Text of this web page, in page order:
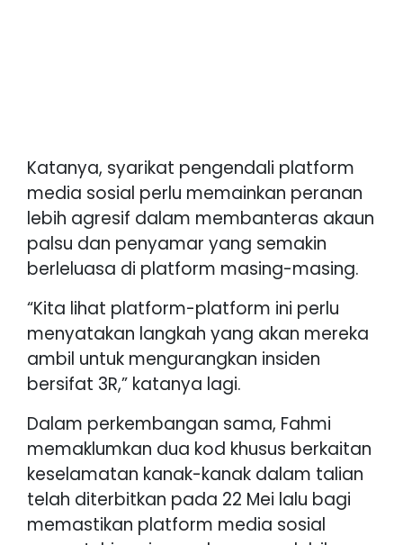
Katanya, syarikat pengendali platform
media sosial perlu memainkan peranan
lebih agresif dalam membanteras akaun
palsu dan penyamar yang semakin
berleluasa di platform masing-masing.
“Kita lihat platform-platform ini perlu
menyatakan langkah yang akan mereka
ambil untuk mengurangkan insiden
bersifat 3R,” katanya lagi.
Dalam perkembangan sama, Fahmi
memaklumkan dua kod khusus berkaitan
keselamatan kanak-kanak dalam talian
telah diterbitkan pada 22 Mei lalu bagi
memastikan platform media sosial